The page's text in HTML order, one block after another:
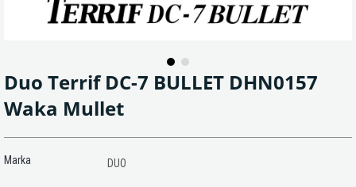
Duo Terrif DC-7 BULLET DHN0157
Waka Mullet
Marka DUO